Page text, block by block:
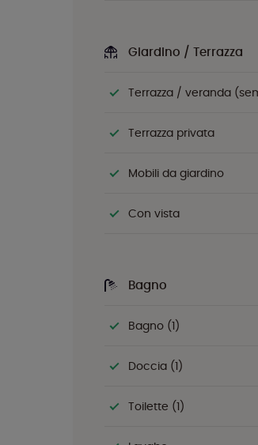
Giardino / Terrazza
Terrazza / veranda
Terrazza privata
Mobili da giardino
Con vista
Bagno
Bagno (1)
Doccia (1)
Toilette (1)